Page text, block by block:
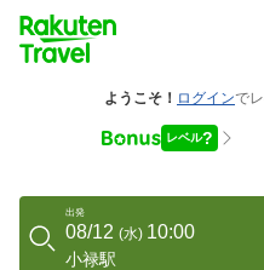
出発
08/12 (水) 10:00
小禄駅